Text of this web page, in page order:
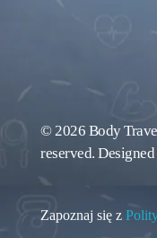
© 2026 Body
reserved.
Zapoznaj się z